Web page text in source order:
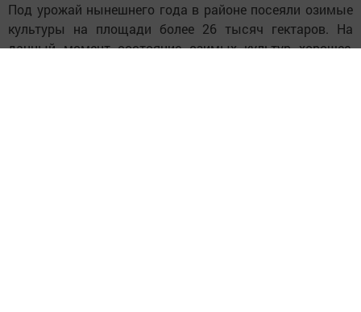
Под урожай нынешнего года в районе посеяли озимые
культуры на площади более 26 тысяч гектаров. На
данный момент состояние озимых культур хорошее,